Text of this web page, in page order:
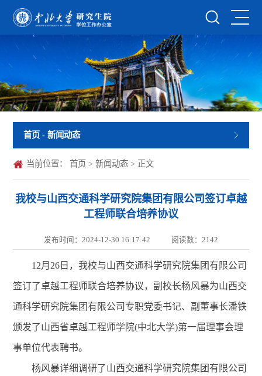
首页 - 新闻动态
当前位置： 首页> 新闻动态> 正文
我校与山西交通科学研究院集团有限公司签订卓越
工程师联合培养协议
发布时间：2024-12-30 16:17:42 阅读数： 2142
12月26日，我校与山西交通科学研究院集团有限公司
签订了卓越工程师联合培养协议，副校长杨风暴为山西交
通科学研究院集团有限公司专职党委书记、副董事长潘铁
颁发了山西省卓越工程师学院(中北大学)第一届理事会理
事单位代表聘书。
杨风暴详细调研了山西交通科学研究院集团有限公司